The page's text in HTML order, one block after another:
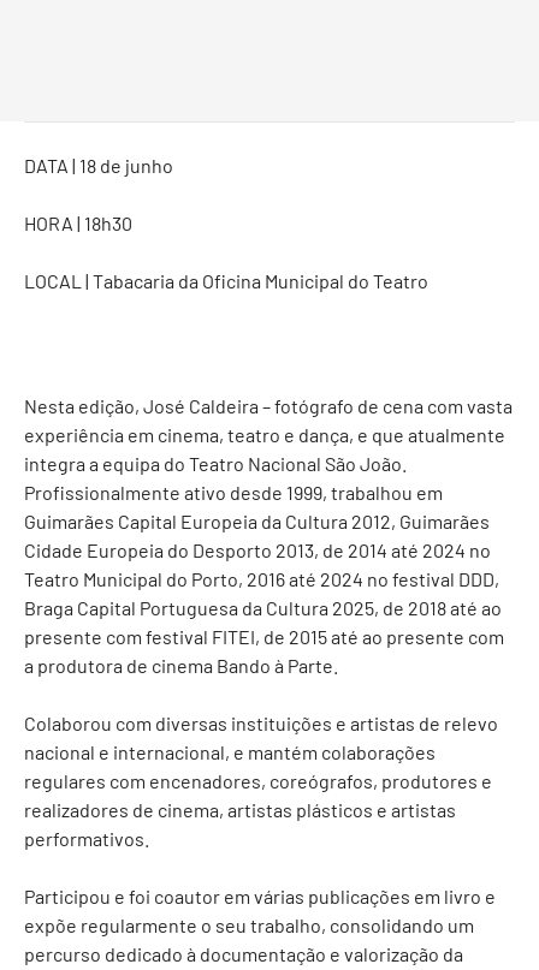
DATA | 18 de junho
HORA | 18h30
LOCAL | Tabacaria da Oficina Municipal do Teatro
Nesta edição, José Caldeira – fotógrafo de cena com vasta
experiência em cinema, teatro e dança, e que atualmente
integra a equipa do Teatro Nacional São João.
Profissionalmente ativo desde 1999, trabalhou em
Guimarães Capital Europeia da Cultura 2012, Guimarães
Cidade Europeia do Desporto 2013, de 2014 até 2024 no
Teatro Municipal do Porto, 2016 até 2024 no festival DDD,
Braga Capital Portuguesa da Cultura 2025, de 2018 até ao
presente com festival FITEI, de 2015 até ao presente com
a produtora de cinema Bando à Parte.
Colaborou com diversas instituições e artistas de relevo
nacional e internacional, e mantém colaborações
regulares com encenadores, coreógrafos, produtores e
realizadores de cinema, artistas plásticos e artistas
performativos.
Participou e foi coautor em várias publicações em livro e
expõe regularmente o seu trabalho, consolidando um
percurso dedicado à documentação e valorização da